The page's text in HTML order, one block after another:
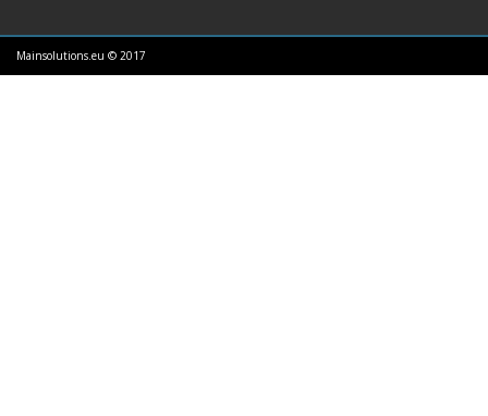
Mainsolutions.eu © 2017